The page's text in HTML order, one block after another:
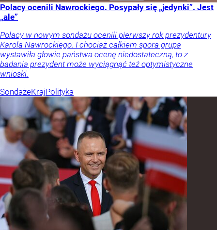
Polacy ocenili Nawrockiego. Posypały się „jedynki”. Jest
„ale”
Polacy w nowym sondażu ocenili pierwszy rok prezydentury
Karola Nawrockiego. I chociaż całkiem spora grupa
wystawiła głowie państwa ocenę niedostateczną, to z
badania prezydent może wyciągnąć też optymistyczne
wnioski.
SondażeKrajPolityka